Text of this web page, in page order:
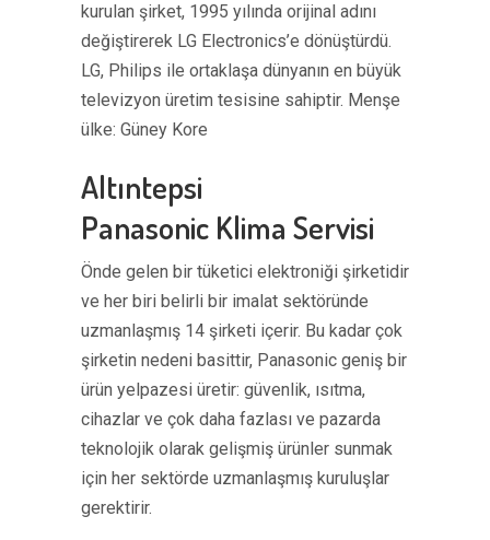
kurulan şirket, 1995 yılında orijinal adını
değiştirerek LG Electronics’e dönüştürdü.
LG, Philips ile ortaklaşa dünyanın en büyük
televizyon üretim tesisine sahiptir. Menşe
ülke: Güney Kore
Altıntepsi
Panasonic Klima Servisi
Önde gelen bir tüketici elektroniği şirketidir
ve her biri belirli bir imalat sektöründe
uzmanlaşmış 14 şirketi içerir. Bu kadar çok
şirketin nedeni basittir, Panasonic geniş bir
ürün yelpazesi üretir: güvenlik, ısıtma,
cihazlar ve çok daha fazlası ve pazarda
teknolojik olarak gelişmiş ürünler sunmak
için her sektörde uzmanlaşmış kuruluşlar
gerektirir.